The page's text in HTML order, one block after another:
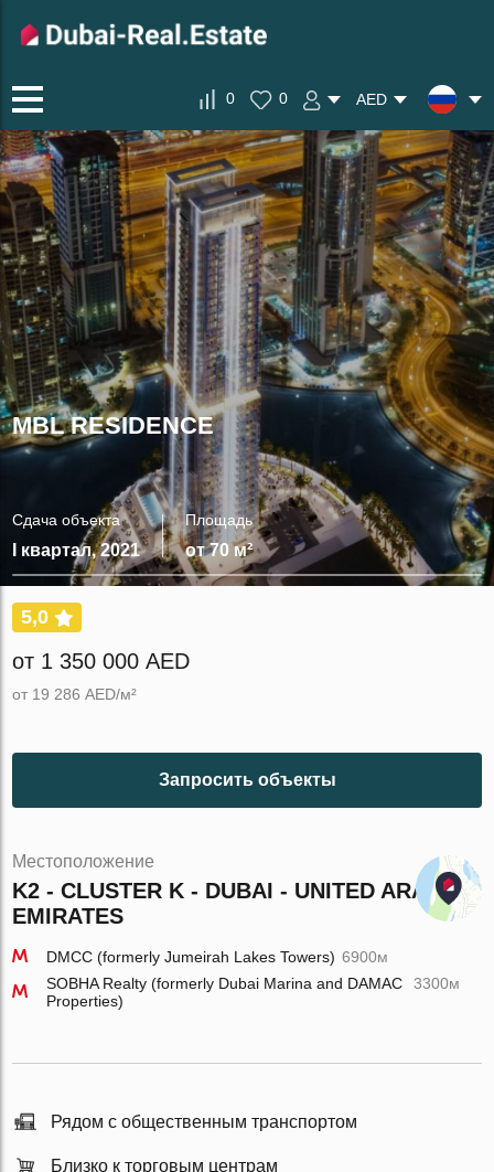
0 0 AED
MBL RESIDENCE
Сдача объекта
I квартал, 2021
Площадь
от 70 м²
5,0
от 1 350 000 AED
от 19 286 AED/м²
Запросить объекты
Местоположение
K2 - CLUSTER K - DUBAI - UNITED ARAB
EMIRATES
DMCC (formerly Jumeirah Lakes Towers) 6900м
SOBHA Realty (formerly Dubai Marina and DAMAC
Properties)
3300м
Рядом с общественным транспортом
Близко к торговым центрам